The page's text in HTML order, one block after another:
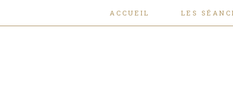
ACCUEIL LES